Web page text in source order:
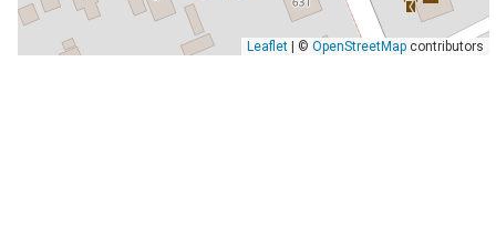
Leaflet| © OpenStreetMapcontributors